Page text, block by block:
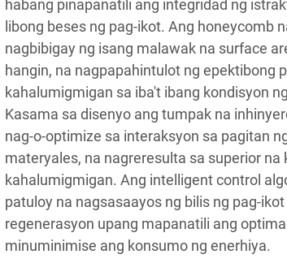
habang pinapanatili ang integridad ng
libong beses ng pag-ikot. Ang honeycomb
nagbibigay ng isang malawak na surface
hangin, na nagpapahintulot ng epektibong
kahalumigmigan sa iba't ibang kondisyon
Kasama sa disenyo ang tumpak na
nag-o-optimize sa interaksyon sa pagitan
materyales, na nagreresulta sa superior na
kahalumigmigan. Ang intelligent control
patuloy na nagsasaayos ng bilis ng pag-
regenerasyon upang mapanatili ang
minuminimise ang konsumo ng enerhiya.